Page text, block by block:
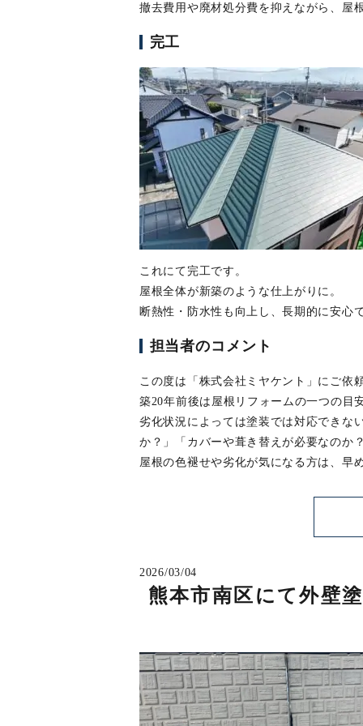
撤去費用や廃材処分費を抑えながら、屋
完工
これにて完工です。
屋根全体が新築のような仕上がりに。
断熱性・防水性も向上し、長期的に安心
担当者のコメント
この度は「株式会社ミヤケント」にご依
築20年前後は屋根リフォームの一つの目
劣化状況によっては塗装では対応できな
か？」「カバーや葺き替えが必要なのか
屋根の色褪せや劣化が気になる方は、早
2026/03/04
熊本市南区にて外壁